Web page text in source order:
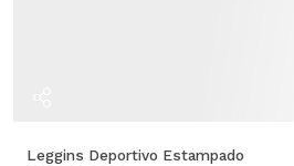
Leggins Deportivo Estampado